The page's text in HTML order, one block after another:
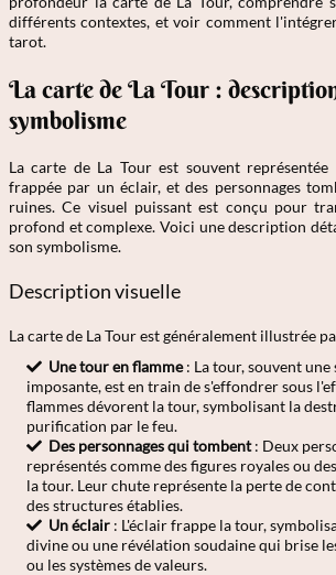
différents contextes, et voir comment
tarot.
La carte de La Tour :
symbolisme
La carte de La Tour est souvent
frappée par un éclair, et des personnages
ruines. Ce visuel puissant est conçu pour
profond et complexe. Voici une description
son symbolisme.
Description visuelle
La carte de La Tour est généralement illustrée
Une tour en flamme: La tour, souvent
imposante, est en train de s'effondrer sous
flammes dévorent la tour, symbolisant la
purification par le feu.
Des personnages qui tombent: Deux
représentés comme des figures royales ou
la tour. Leur chute représente la perte de
des structures établies.
Un éclair : L'éclair frappe la tour,
divine ou une révélation soudaine qui brise
ou les systèmes de valeurs.